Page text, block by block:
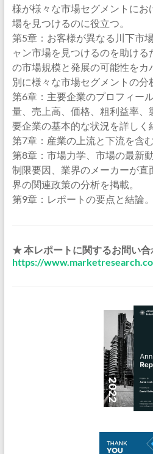
様が様々な市場セグメントに
場を見つけるのに役立つ。
第5章：お客様が異なる川下市
ャン市場を見つけるのを助ける
の市場規模と発展の可能性をカ
別に様々な市場セグメントの分
第6章：主要企業のプロフィー
量、売上高、価格、粗利益率、
要企業の基本的な状況を詳しく
第7章：産業の上流と下流を含
第8章：市場力学、市場の最新
制限要因、業界のメーカーが直
界の関連政策の分析を掲載。
第9章：レポートの要点と結論。
★ 本レポートに関するお問い
https://